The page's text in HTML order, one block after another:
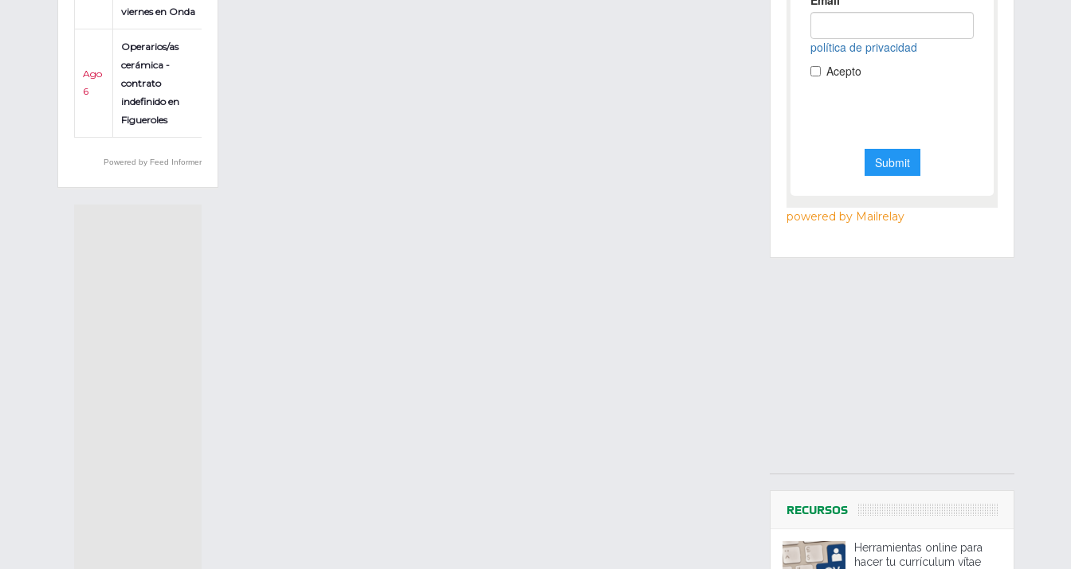
viernes en Onda
Ago
6
Operarios/as
cerámica -
contrato
indefinido en
Figueroles
Powered by Feed Informer
powered by Mailrelay
RECURSOS
Herramientas online para
hacer tu currículum vítae